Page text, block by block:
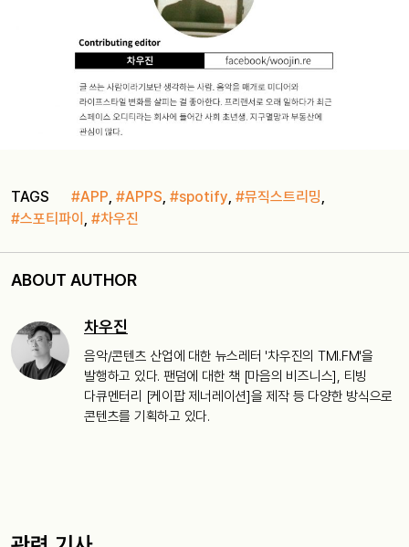
TAGS #APP, #APPS, #spotify, #뮤직스트리밍,
#스포티파이 , #차우진
ABOUT AUTHOR
차우진
음악/콘텐츠 산업에 대한 뉴스레터 '차우진의 TMI.FM'을
발행하고 있다. 팬덤에 대한 책 [마음의 비즈니스], 티빙
다큐멘터리 [케이팝 제너레이션]을 제작 등 다양한 방식으로
콘텐츠를 기획하고 있다.